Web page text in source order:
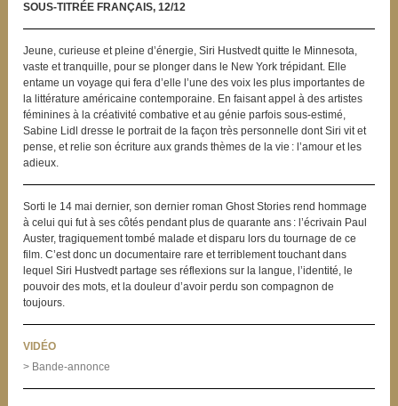
SOUS-TITRÉE FRANÇAIS, 12/12
Jeune, curieuse et pleine d’énergie, Siri Hustvedt quitte le Minnesota,
vaste et tranquille, pour se plonger dans le New York trépidant. Elle
entame un voyage qui fera d’elle l’une des voix les plus importantes de
la littérature américaine contemporaine. En faisant appel à des artistes
féminines à la créativité combative et au génie parfois sous-estimé,
Sabine Lidl dresse le portrait de la façon très personnelle dont Siri vit et
pense, et relie son écriture aux grands thèmes de la vie : l’amour et les
adieux.
Sorti le 14 mai dernier, son dernier roman Ghost Stories rend hommage
à celui qui fut à ses côtés pendant plus de quarante ans : l’écrivain Paul
Auster, tragiquement tombé malade et disparu lors du tournage de ce
film. C’est donc un documentaire rare et terriblement touchant dans
lequel Siri Hustvedt partage ses réflexions sur la langue, l’identité, le
pouvoir des mots, et la douleur d’avoir perdu son compagnon de
toujours.
VIDÉO
> Bande-annonce